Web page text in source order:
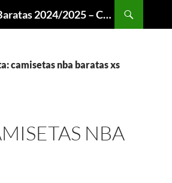
Camisetas Basket Baratas 2024/2025 – Camisetas NBA
camisetas nba baratas xs
NBA